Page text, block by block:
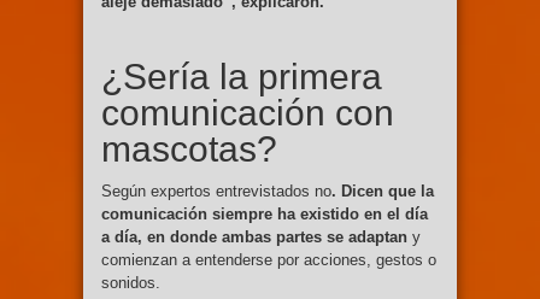
¿Sería la primera
comunicación con
mascotas?
Según expertos entrevistados no. Dicen que la
comunicación siempre ha existido en el día
a día, en donde ambas partes se adaptan y
comienzan a entenderse por acciones, gestos o
sonidos.